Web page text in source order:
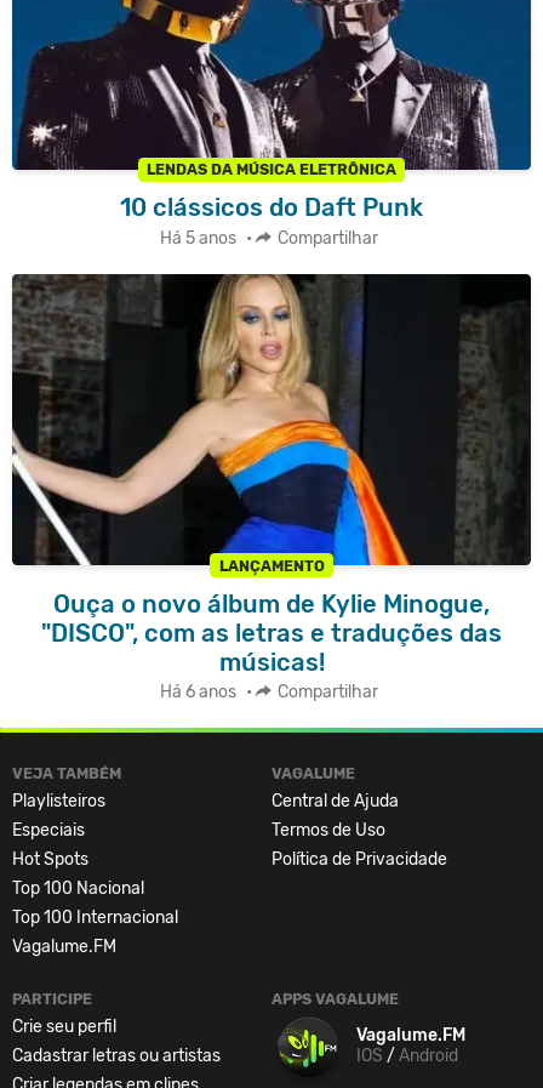
LENDAS DA MÚSICA ELETRÔNICA
10 clássicos do Daft Punk
Há 5 anos • Compartilhar
LANÇAMENTO
Ouça o novo álbum de Kylie Minogue,
"DISCO", com as letras e traduções das
músicas!
Há 6 anos • Compartilhar
VEJA TAMBÉM
Playlisteiros
Especiais
Hot Spots
Top 100 Nacional
Top 100 Internacional
Vagalume.FM
VAGALUME
Central de Ajuda
Termos de Uso
Política de Privacidade
PARTICIPE
Crie seu perfil
Cadastrar letras ou artistas
APPS VAGALUME
Vagalume.FM
IOS / Android